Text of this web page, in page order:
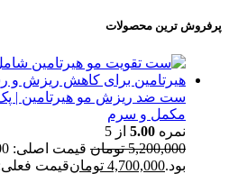
پرفروش ترین محصولات
ست ضد ریزش مو هیرتامین |
مکمل و سرم
نمره 5.00 از 5
5,200,000 تومان
بود.4,700,000 تومانقیمت فعلی: 4,700,000